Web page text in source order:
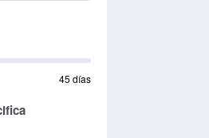
45 días